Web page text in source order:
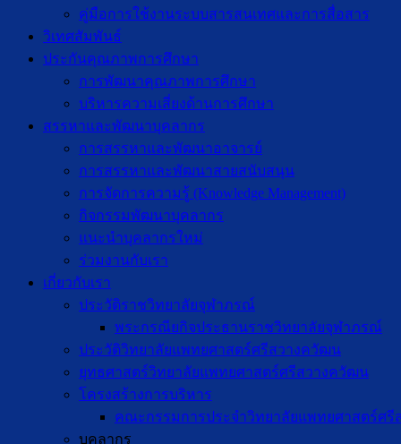
คู่มือการใช้งานระบบสารสนเทศและการสื่อสาร
วิเทศสัมพันธ์
ประกันคุณภาพการศึกษา
การพัฒนาคุณภาพการศึกษา
บริหารความเสี่ยงด้านการศึกษา
สรรหาและพัฒนาบุคลากร
การสรรหาและพัฒนาอาจารย์
การสรรหาและพัฒนาสายสนับสนุน
การจัดการความรู้ (Knowledge Management)
กิจกรรมพัฒนาบุคลากร
แนะนำบุคลากรใหม่
ร่วมงานกับเรา
เกี่ยวกับเรา
ประวัติราชวิทยาลัยจุฬาภรณ์
พระกรณียกิจประธานราชวิทยาลัยจุฬาภรณ์
ประวัติวิทยาลัยแพทยศาสตร์ศรีสวางควัฒน
ยุทธศาสตร์วิทยาลัยแพทยศาสตร์ศรีสวางควัฒน
โครงสร้างการบริหาร
คณะกรรมการประจำวิทยาลัยแพทยศาสตร์ศรี
บุคลากร